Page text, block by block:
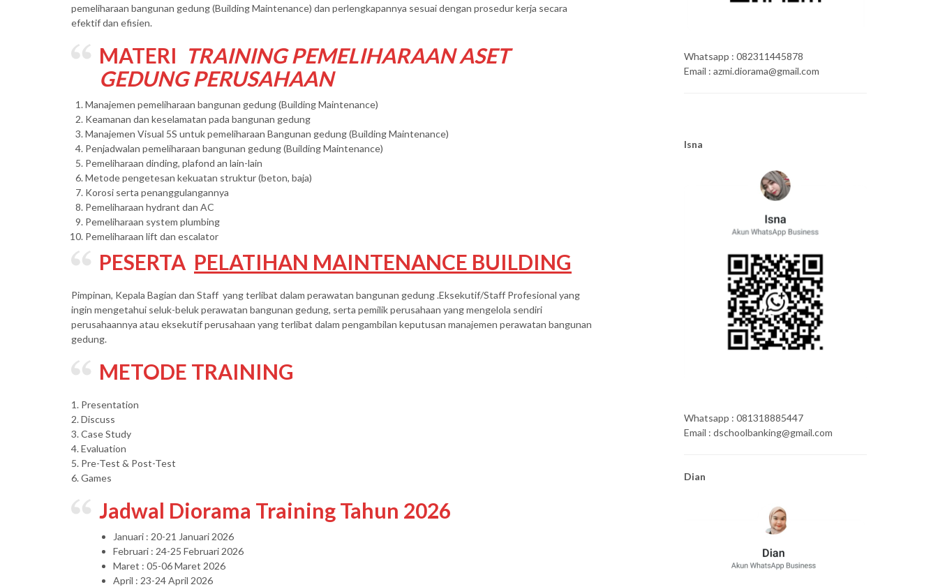
pemeliharaan bangunan gedung (Building Maintenance) dan perlengkapannya sesuai dengan prosedur kerja secara
efektif dan efisien.
MATERI TRAINING PEMELIHARAAN ASET
GEDUNG PERUSAHAAN
Manajemen pemeliharaan bangunan gedung (Building Maintenance)
Keamanan dan keselamatan pada bangunan gedung
Manajemen Visual 5S untuk pemeliharaan Bangunan gedung (Building Maintenance)
Penjadwalan pemeliharaan bangunan gedung (Building Maintenance)
Pemeliharaan dinding, plafond an lain-lain
Metode pengetesan kekuatan struktur (beton, baja)
Korosi serta penanggulangannya
Pemeliharaan hydrant dan AC
Pemeliharaan system plumbing
Pemeliharaan lift dan escalator
PESERTA PELATIHAN MAINTENANCE BUILDING
Pimpinan, Kepala Bagian dan Staff yang terlibat dalam perawatan bangunan gedung .Eksekutif/Staff Profesional yang
ingin mengetahui seluk-beluk perawatan bangunan gedung, serta pemilik perusahaan yang mengelola sendiri
perusahaannya atau eksekutif perusahaan yang terlibat dalam pengambilan keputusan manajemen perawatan bangunan
gedung.
METODE TRAINING
1. Presentation
2. Discuss
3. Case Study
4. Evaluation
5. Pre-Test & Post-Test
6. Games
Jadwal Diorama Training Tahun 2026
Januari : 20-21 Januari 2026
Februari : 24-25 Februari 2026
Maret : 05-06 Maret 2026
April : 23-24 April 2026
Whatsapp : 082311445878
Email : azmi.diorama@gmail.com
Isna
Whatsapp : 081318885447
Email : dschoolbanking@gmail.com
Dian